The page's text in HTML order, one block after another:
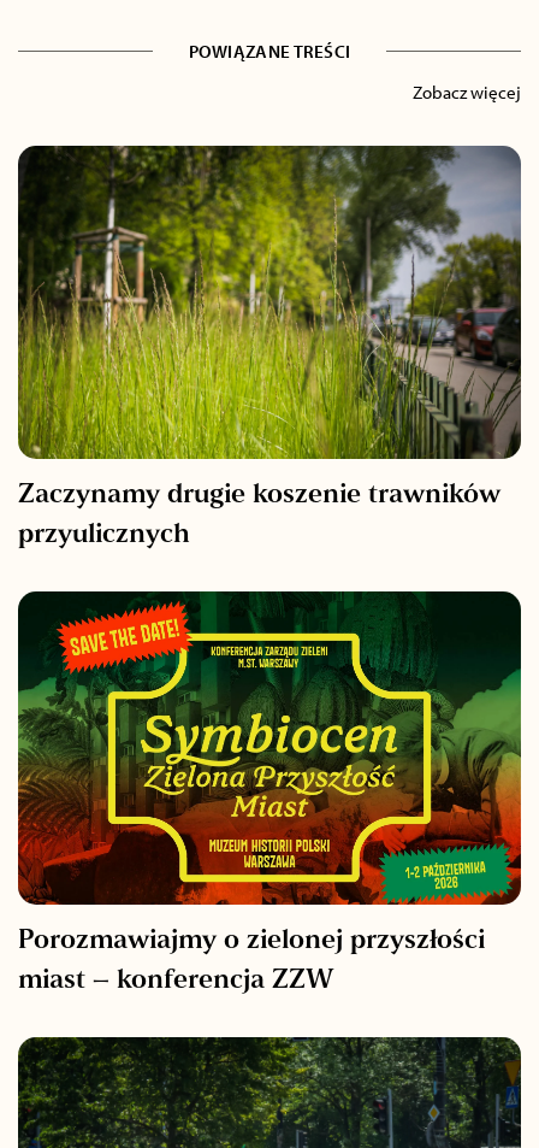
POWIĄZANE TREŚCI
Zobacz więcej
Zaczynamy drugie koszenie trawników
przyulicznych
Porozmawiajmy o zielonej przyszłości
miast – konferencja ZZW